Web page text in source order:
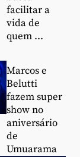
facilitar a
vida de
quem ...
Marcos e
Belutti
fazem super
show no
aniversário
de
Umuarama